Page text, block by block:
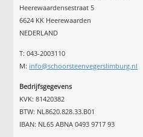
Heerewaardensestraat 5
6624 KK Heerewaarden
NEDERLAND
T: 043-2003110
M: info@schoorsteenvegerslimburg.nl
Bedrijfsgegevens
KVK: 81420382
BTW: NL8620.828.33.B01
IBAN: NL65 ABNA 0493 9717 93